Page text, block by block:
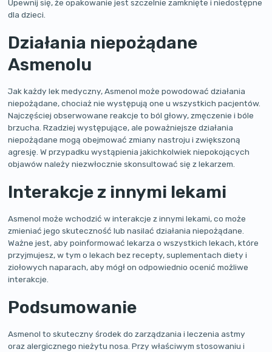
Upewnij się, że opakowanie jest szczelnie zamknięte i niedostępne
dla dzieci.
Działania niepożądane
Asmenolu
Jak każdy lek medyczny, Asmenol może powodować działania
niepożądane, chociaż nie występują one u wszystkich pacjentów.
Najczęściej obserwowane reakcje to ból głowy, zmęczenie i bóle
brzucha. Rzadziej występujące, ale poważniejsze działania
niepożądane mogą obejmować zmiany nastroju i zwiększoną
agresję. W przypadku wystąpienia jakichkolwiek niepokojących
objawów należy niezwłocznie skonsultować się z lekarzem.
Interakcje z innymi lekami
Asmenol może wchodzić w interakcje z innymi lekami, co może
zmieniać jego skuteczność lub nasilać działania niepożądane.
Ważne jest, aby poinformować lekarza o wszystkich lekach, które
przyjmujesz, w tym o lekach bez recepty, suplementach diety i
ziołowych naparach, aby mógł on odpowiednio ocenić możliwe
interakcje.
Podsumowanie
Asmenol to skuteczny środek do zarządzania i leczenia astmy
oraz alergicznego nieżytu nosa. Przy właściwym stosowaniu i